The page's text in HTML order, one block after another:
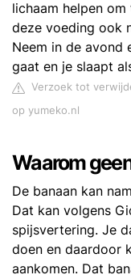
lichaam helpen
deze voeding ook
Neem in de avond
gaat en je slaapt
Verzoek tot
op yumeko.nl
Waarom
De banaan kan
Dat kan volgens
spijsvertering. Je
doen en daardoor
aankomen. Dat